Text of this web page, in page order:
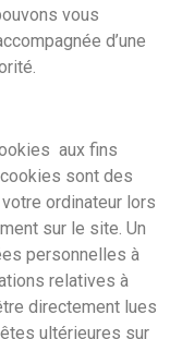
vous
d’une
aux fins
sont des
ordinateur lors
sur le site. Un
personnelles à
relatives à
directement lues
ultérieures sur